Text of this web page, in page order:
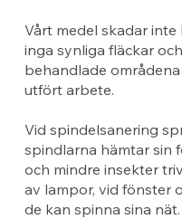
Vårt medel skadar
inga synliga fläckar
behandlade
utfört arbete.
Vid spindelsanering
spindlarna hämtar sin
och mindre insekter
av lampor, vid fönster
de kan spinna sina nät.